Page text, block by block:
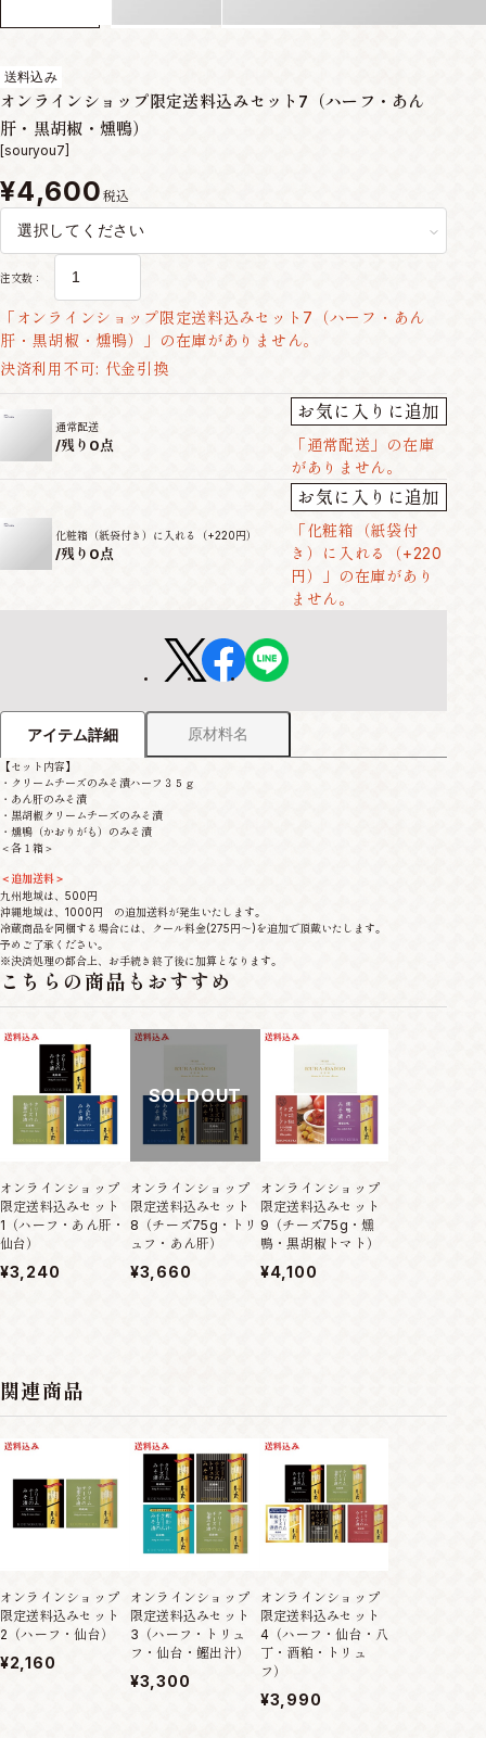
送料込み
オンラインショップ限定送料込みセット7（ハーフ・あん
肝・黒胡椒・燻鴨）
[souryou7]
¥4,600 税込
注文数：
「オンラインショップ限定送料込みセット7（ハーフ・あん
肝・黒胡椒・燻鴨）」の在庫がありません。
決済利用不可: 代金引換
通常配送
/残り0点
お気に入りに追加
「通常配送」の在庫
がありません。
化粧箱（紙袋付き）に入れる（+220円）
/残り0点
お気に入りに追加
「化粧箱（紙袋付
き）に入れる（+220
円）」の在庫があり
ません。
アイテム詳細 原材料名
【セット内容】
・クリームチーズのみそ漬ハーフ３５ｇ
・あん肝のみそ漬
・黒胡椒クリームチーズのみそ漬
・燻鴨（かおりがも）のみそ漬
＜各１箱＞
＜追加送料＞
九州地域は、500円
沖縄地域は、1000円 の追加送料が発生いたします。
冷蔵商品を同梱する場合には、クール料金(275円～)を追加で頂戴いたします。
予めご了承ください。
※決済処理の都合上、お手続き終了後に加算となります。
こちらの商品もおすすめ
オンラインショップ
限定送料込みセット
1（ハーフ・あん肝・
仙台）
¥3,240
SOLDOUT
オンラインショップ
限定送料込みセット
8（チーズ75g・トリ
ュフ・あん肝）
¥3,660
オンラインショップ
限定送料込みセット
9（チーズ75g・燻
鴨・黒胡椒トマト）
¥4,100
関連商品
オンラインショップ
限定送料込みセット
2（ハーフ・仙台）
¥2,160
オンラインショップ
限定送料込みセット
3（ハーフ・トリュ
フ・仙台・鰹出汁）
¥3,300
オンラインショップ
限定送料込みセット
4（ハーフ・仙台・八
丁・酒粕・トリュ
フ）
¥3,990